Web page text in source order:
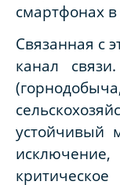
смартфонах в
Связанная с
канал
устойчивый